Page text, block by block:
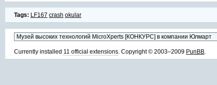
Tags: LF167 crash okular
Currently installed 11 official extensions. Copyright © 2003–2009 PunBB.